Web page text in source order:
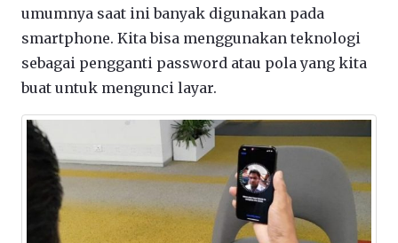
umumnya saat ini banyak digunakan pada
smartphone. Kita bisa menggunakan teknologi
sebagai pengganti password atau pola yang kita
buat untuk mengunci layar.